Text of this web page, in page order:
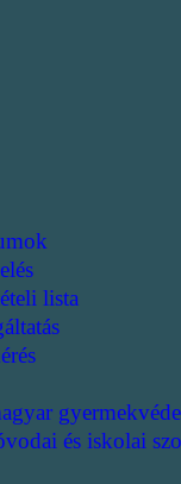
lista
és iskolai